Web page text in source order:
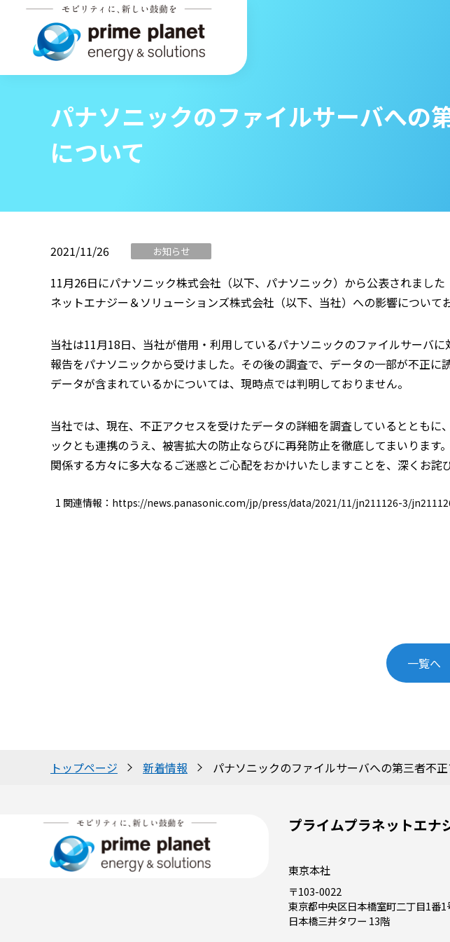
パナソニックのファイルサーバへの
について
2021/11/26 お知らせ
11月26日にパナソニック株式会社（以下、パナソニック）から公表されまし
ネットエナジー＆ソリューションズ株式会社（以下、当社）への影響について
当社は11月18日、当社が借用・利用しているパナソニックのファイルサーバ
報告をパナソニックから受けました。その後の調査で、データの一部が不正
データが含まれているかについては、現時点では判明しておりません。
当社では、現在、不正アクセスを受けたデータの詳細を調査しているととも
ックとも連携のうえ、被害拡大の防止ならびに再発防止を徹底してまいります。
関係する方々に多大なるご迷惑とご心配をおかけいたしますことを、深くお詫
1 関連情報： https://news.panasonic.com/jp/press/data/2021/11/jn211126-3/
一覧へ
トップページ 新着情報 パナソニックのファイルサーバへの第三者不
プライムプラネットエ
東京本社
〒103-0022
東京都中央区日本橋室町二丁目1番1
日本橋三井タワー 13階